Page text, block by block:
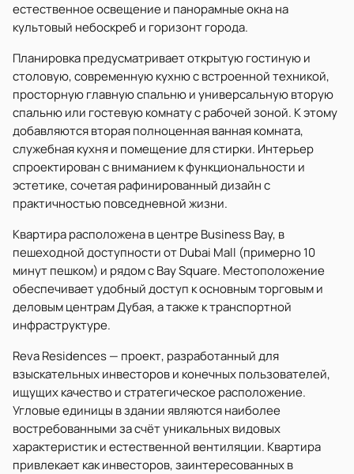
естественное освещение и панорамные окна на
культовый небоскреб и горизонт города.
Планировка предусматривает открытую гостиную и
столовую, современную кухню с встроенной техникой,
просторную главную спальню и универсальную вторую
спальню или гостевую комнату с рабочей зоной. К этому
добавляются вторая полноценная ванная комната,
служебная кухня и помещение для стирки. Интерьер
спроектирован с вниманием к функциональности и
эстетике, сочетая рафинированный дизайн с
практичностью повседневной жизни.
Квартира расположена в центре Business Bay, в
пешеходной доступности от Dubai Mall (примерно 10
минут пешком) и рядом с Bay Square. Местоположение
обеспечивает удобный доступ к основным торговым и
деловым центрам Дубая, а также к транспортной
инфраструктуре.
Reva Residences — проект, разработанный для
взыскательных инвесторов и конечных пользователей,
ищущих качество и стратегическое расположение.
Угловые единицы в здании являются наиболее
востребованными за счёт уникальных видовых
характеристик и естественной вентиляции. Квартира
привлекает как инвесторов, заинтересованных в